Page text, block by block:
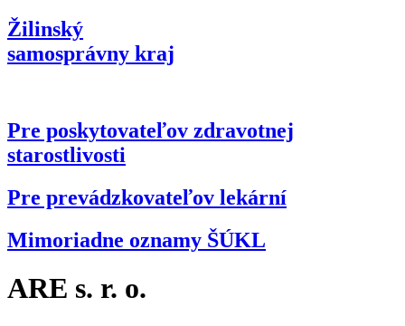
Žilinský
samosprávny kraj
Pre poskytovateľov zdravotnej
starostlivosti
Pre prevádzkovateľov lekární
Mimoriadne oznamy ŠÚKL
ARE s. r. o.